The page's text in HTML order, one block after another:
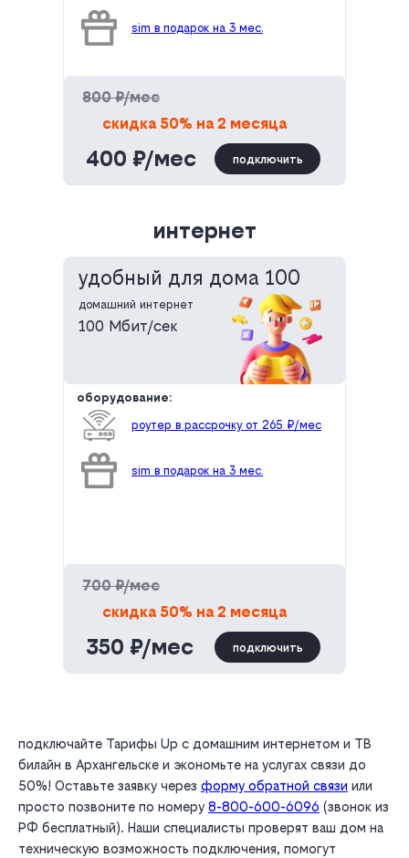
400 ₽/мес
800 ₽/мес
скидка 50% на 2 месяца
sim в подарок на 3 мес.
подключить
интернет
удобный для дома 100
домашний интернет
100 Мбит/сек
350 ₽/мес
700 ₽/мес
скидка 50% на 2 месяца
роутер в рассрочку от 265 ₽/мес
sim в подарок на 3 мес.
оборудование:
подключить
подключайте Тарифы Up с домашним интернетом и ТВ
билайн в Архангельске и экономьте на услугах связи до
50%! Оставьте заявку через форму обратной связи или
просто позвоните по номеру 8-800-600-6096 (звонок из
РФ бесплатный). Наши специалисты проверят ваш дом на
техническую возможность подключения, помогут